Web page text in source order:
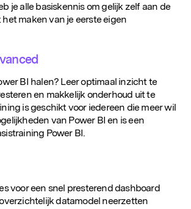
je alle basiskennis om gelijk zelf aan de
maken van je eerste eigen
BI halen? Leer optimaal inzicht te
en makkelijk onderhoud uit te
is geschikt voor iedereen die meer wil
van Power BI en is een
Power BI.
voor een snel presterend dashboard
datamodel neerzetten